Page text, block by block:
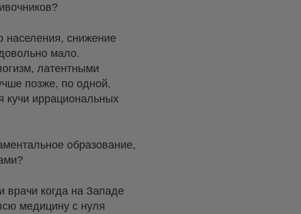
населения, снижение
мало.
латентными
позже, по одной,
кучи иррациональных
образование,
когда на Западе
медицину с нуля